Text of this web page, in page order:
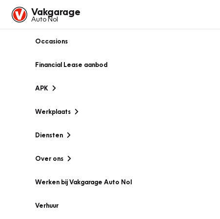
Vakgarage
Auto Nol
Occasions
Financial Lease aanbod
APK
Werkplaats
Diensten
Over ons
Werken bij Vakgarage Auto Nol
Verhuur